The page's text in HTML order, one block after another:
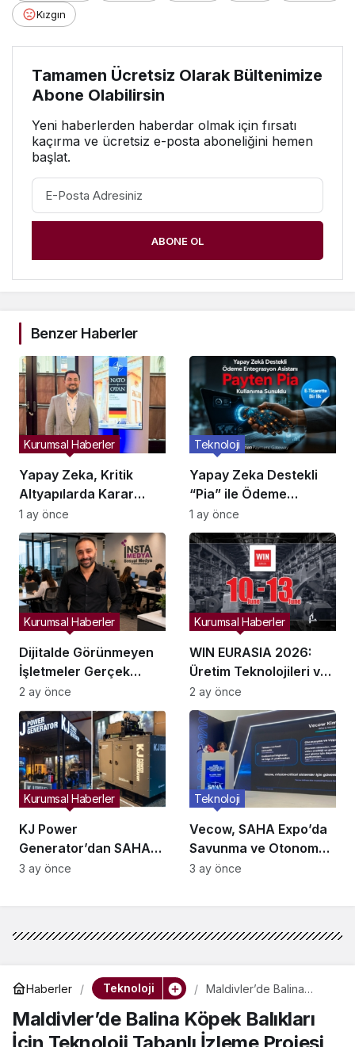
Kızgın
Tamamen Ücretsiz Olarak Bültenimize
Abone Olabilirsin
Yeni haberlerden haberdar olmak için fırsatı
kaçırma ve ücretsiz e-posta aboneliğini hemen
başlat.
ABONE OL
Benzer Haberler
Yapay Zeka, Kritik
Altyapılarda Karar
Alma Süreçlerini
Yeniden Şekillendiriyor
Kurumsal Haberler
1 ay önce
Yapay Zeka Destekli
“Pia” ile Ödeme
Entegrasyonları
Hızlanıyor mu?
Teknoloji
1 ay önce
Dijitalde Görünmeyen
İşletmeler Gerçek
Hayatta da Kaybolur
mu?
Kurumsal Haberler
2 ay önce
WIN EURASIA 2026:
Üretim Teknolojileri ve
Dijital Ticaret
İstanbul’da Buluşuyor
Kurumsal Haberler
2 ay önce
KJ Power
Generator’dan SAHA
Expo’da Savunmaya
Kurumsal Haberler
3 ay önce
Vecow, SAHA Expo’da
Savunma ve Otonom
Sistemler İçin Yeni
Teknoloji
3 ay önce
Haberler Teknoloji
Maldivler’de Balina
Teknoloji Tabanlı İzleme
Projesi Başlatıldı
Maldivler’de Balina Köpek Balıkları